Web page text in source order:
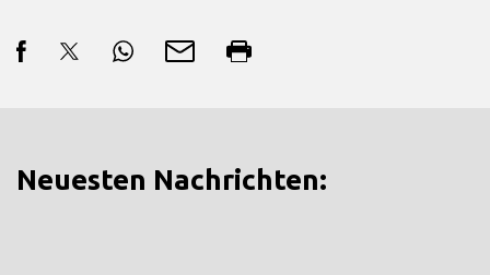
Neuesten Nachrichten: